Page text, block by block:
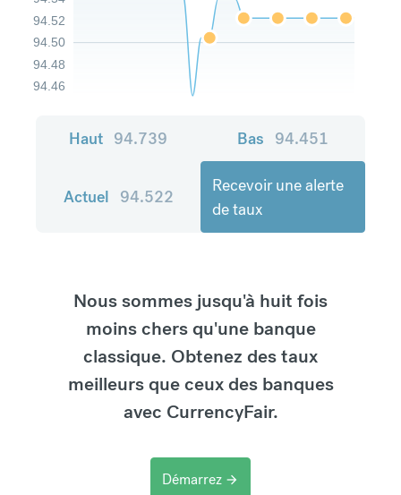
94.46
94.48
94.50
94.52
Haut 94.739 Bas 94.451
Actuel 94.522
Recevoir une alerte
de taux
Nous sommes jusqu'à huit fois
moins chers qu'une banque
classique. Obtenez des taux
meilleurs que ceux des banques
avec CurrencyFair.
Démarrez arrow_forward